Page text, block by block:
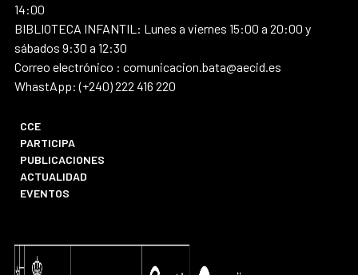
14:00
BIBLIOTECA INFANTIL: Lunes a viernes 15:00 a 20:00 y
sábados 9:30 a 12:30
Correo electrónico : comunicacion.bata@aecid.es
WhastApp: (+240) 222 416 220
CCE
PARTICIPA
PUBLICACIONES
ACTUALIDAD
EVENTOS